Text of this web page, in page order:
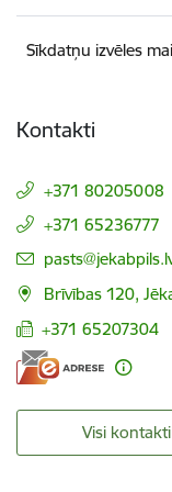
Sīkdatņu izvēles
Kontakti
+371 80205008
+371 65236777
E-pasts:
Brīvības 120,
+371 65207304
Visi kontakti